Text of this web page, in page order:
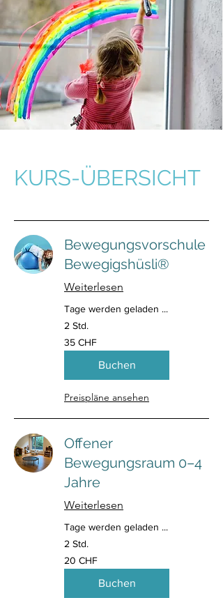
KURS-ÜBERSICHT
Bewegungsvorschule
Bewegigshüsli®
Weiterlesen
Tage werden geladen ...
2 Std.
35
Schweizer
Franken
35 CHF
Buchen
Preispläne ansehen
Offener
Bewegungsraum 0–4
Jahre
Weiterlesen
Tage werden geladen ...
2 Std.
20
Schweizer
Franken
20 CHF
Buchen